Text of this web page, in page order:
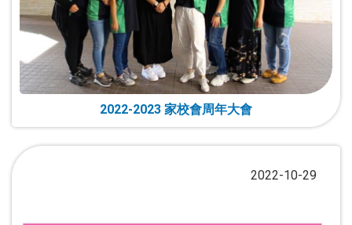
2022-2023 家校會周年大會
2022-10-29